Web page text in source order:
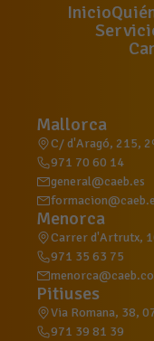
Inicio
Mallorca
C/ d'Aragó, 215,
971 70 60 14
general@caeb.es
Menorca
Carrer d'Artrutx,
971 35 63 75
Pitiuses
Via Romana, 38,
971 39 81 39